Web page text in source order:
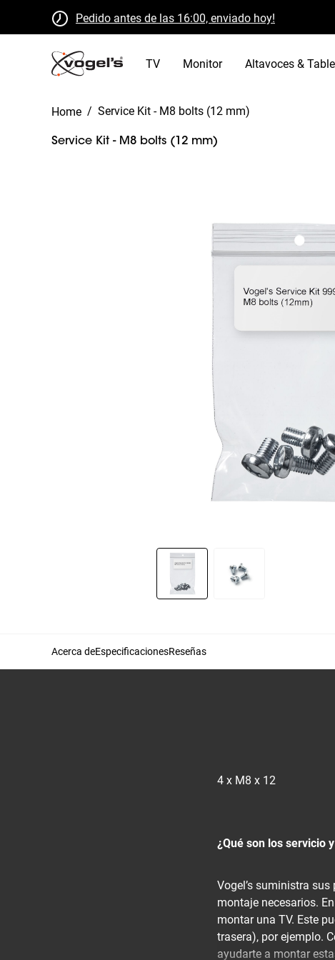
Pedido antes de las 16:00, enviado hoy!
Devoluciones gratuitas dentro de 30 días
Certificado B Corp
TV Monitor Altavoces &
Home / Service Kit - M8 bolts (12 mm)
Service Kit - M8 bolts (12 mm)
Slide 1 of 2
Acerca deEspecificacionesReseñas
4 x M8 x 12
¿Qué son los servicio
Vogel’s suministra
montaje necesarios.
montar una TV. Este
trasera), por ejemplo.
ayudarte a montar